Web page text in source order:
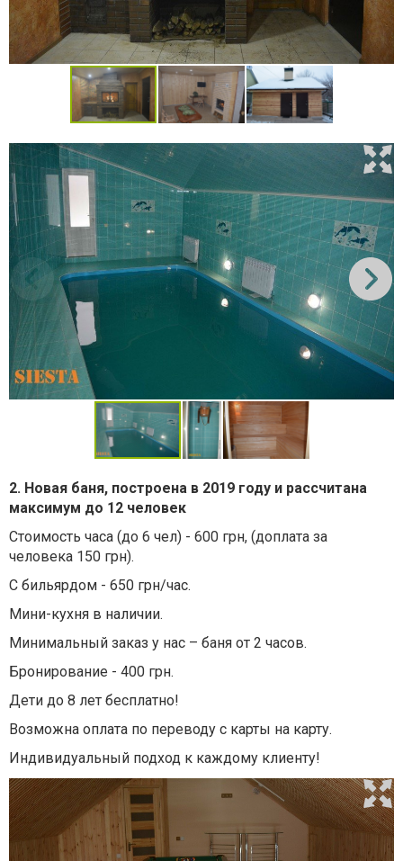
2. Новая баня, построена в 2019 году и рассчитана
максимум до 12 человек
Стоимость часа (до 6 чел) - 600 грн, (доплата за
человека 150 грн).
С бильярдом - 650 грн/час.
Мини-кухня в наличии.
Минимальный заказ у нас – баня от 2 часов.
Бронирование - 400 грн.
Дети до 8 лет бесплатно!
Возможна оплата по переводу с карты на карту.
Индивидуальный подход к каждому клиенту!